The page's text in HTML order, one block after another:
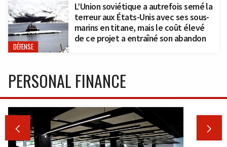
DÉFENSE
L’Union soviétique a autrefois semé la
terreur aux États-Unis avec ses sous-
marins en titane, mais le coût élevé
de ce projet a entraîné son abandon
PERSONAL FINANCE
 